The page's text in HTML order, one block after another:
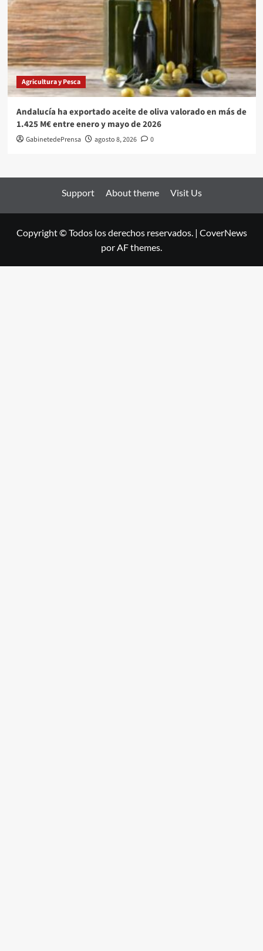
Agricultura y Pesca
Andalucía ha exportado aceite de oliva valorado en más de
1.425 M€ entre enero y mayo de 2026
GabinetedePrensa agosto 8, 2026 0
Support About theme Visit Us
Copyright © Todos los derechos reservados. | CoverNews
por AF themes.